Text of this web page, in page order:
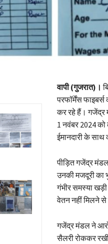
वापी (गुजरात)।
परफॉर्मेंस
कर रहे हैं। गजेंद्र
1 नवंबर 2024
ईमानदारी के
पीड़ित गजेंद्र
उनकी मजदूरी का
गंभीर समस्या
वेतन नहीं मिलने
गजेंद्र मंडल ने
सैलरी रोककर